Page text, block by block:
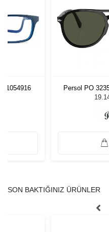
1054916
Persol PO
SON BAKTIĞINIZ ÜRÜNLER